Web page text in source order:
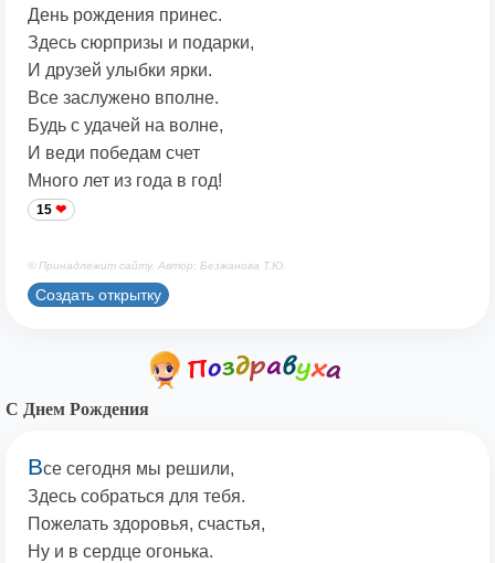
День рождения принес.
Здесь сюрпризы и подарки,
И друзей улыбки ярки.
Все заслужено вполне.
Будь с удачей на волне,
И веди победам счет
Много лет из года в год!
15
© Принадлежит сайту. Автор: Безжанова Т.Ю.
Создать открытку
С Днем Рождения
Все сегодня мы решили,
Здесь собраться для тебя.
Пожелать здоровья, счастья,
Ну и в сердце огонька.